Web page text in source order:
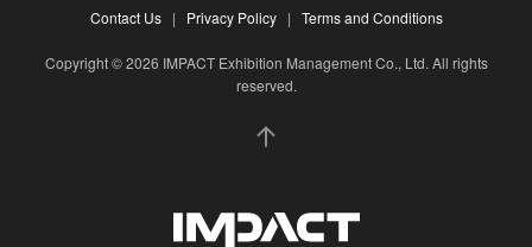
Contact Us| Privacy Policy| Terms and Conditions
Copyright © 2026 IMPACT Exhibition Management Co., Ltd. All rights
reserved.